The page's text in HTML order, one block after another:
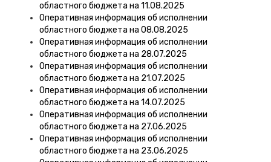
областного бюджета на 11.08.2025
Оперативная информация об исполнении
областного бюджета на 08.08.2025
Оперативная информация об исполнении
областного бюджета на 28.07.2025
Оперативная информация об исполнении
областного бюджета на 21.07.2025
Оперативная информация об исполнении
областного бюджета на 14.07.2025
Оперативная информация об исполнении
областного бюджета на 27.06.2025
Оперативная информация об исполнении
областного бюджета на 23.06.2025